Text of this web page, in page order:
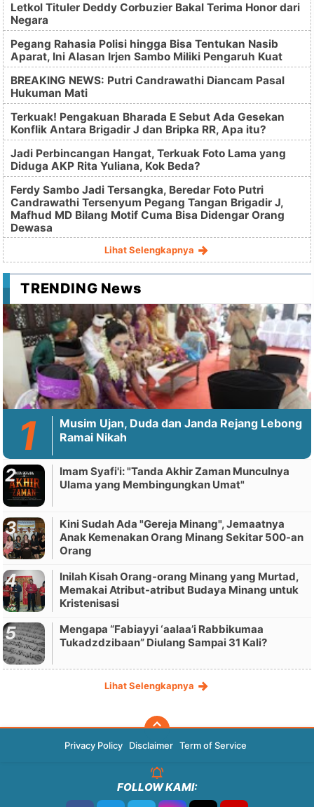
Letkol Tituler Deddy Corbuzier Bakal Terima Honor dari
Negara
Pegang Rahasia Polisi hingga Bisa Tentukan Nasib
Aparat, Ini Alasan Irjen Sambo Miliki Pengaruh Kuat
BREAKING NEWS: Putri Candrawathi Diancam Pasal
Hukuman Mati
Terkuak! Pengakuan Bharada E Sebut Ada Gesekan
Konflik Antara Brigadir J dan Bripka RR, Apa itu?
Jadi Perbincangan Hangat, Terkuak Foto Lama yang
Diduga AKP Rita Yuliana, Kok Beda?
Ferdy Sambo Jadi Tersangka, Beredar Foto Putri
Candrawathi Tersenyum Pegang Tangan Brigadir J,
Mafhud MD Bilang Motif Cuma Bisa Didengar Orang
Dewasa
Lihat Selengkapnya
TRENDING News
Musim Ujan, Duda dan Janda Rejang Lebong
Ramai Nikah
Imam Syafi'i: "Tanda Akhir Zaman Munculnya
Ulama yang Membingungkan Umat"
Kini Sudah Ada "Gereja Minang", Jemaatnya
Anak Kemenakan Orang Minang Sekitar 500-an
Orang
Inilah Kisah Orang-orang Minang yang Murtad,
Memakai Atribut-atribut Budaya Minang untuk
Kristenisasi
Mengapa “Fabiayyi ‘aalaa’i Rabbikumaa
Tukadzdzibaan” Diulang Sampai 31 Kali?
Lihat Selengkapnya
Privacy Policy Disclaimer Term of Service
FOLLOW KAMI: